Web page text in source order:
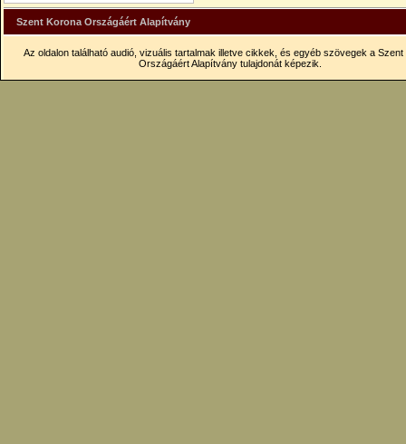
Szent Korona Országáért Alapítvány
Az oldalon található audió, vizuális tartalmak illetve cikkek, és egyéb szövegek a Szent
Országáért Alapítvány tulajdonát képezik.